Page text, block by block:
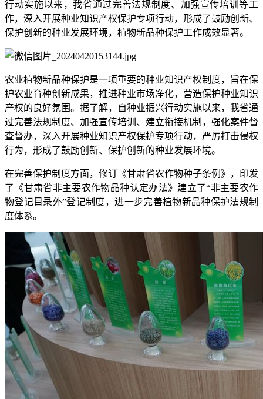
行动实施以来，我省通过完善法规制度、加强宣传培训等工
作，深入开展种业知识产权保护专项行动，形成了鼓励创新、
保护创新的种业发展环境，植物新品种保护工作成效显著。
农业植物新品种保护是一项重要的种业知识产权制度，旨在保
护农业育种创新成果，推进种业市场净化，营造保护种业知识
产权的良好氛围。据了解，自种业振兴行动实施以来，我省通
过完善法规制度、加强宣传培训、建立衔接机制，强化案件督
查督办，深入开展种业知识产权保护专项行动，严厉打击侵权
行为，形成了鼓励创新、保护创新的种业发展环境。
在完善保护制度方面，修订《甘肃省农作物种子条例》，印发
了《甘肃省非主要农作物品种认定办法》建立了“非主要农作
物登记目录外”登记制度，进一步完善植物新品种保护法规制
度体系。